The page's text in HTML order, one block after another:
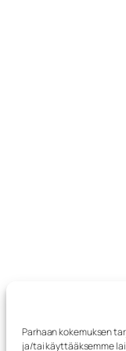
Parhaan kokemuksen
ja/tai käyttääksemme